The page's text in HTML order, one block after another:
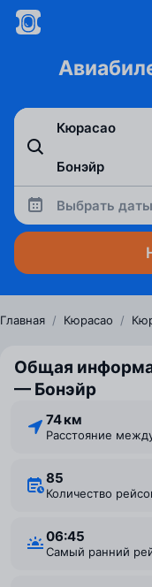
Выбрать даты
Главная / Кюрасао /
Общая
— Бонэйр
74 км
Расстояние
85
Количество
06:45
Самый ранний